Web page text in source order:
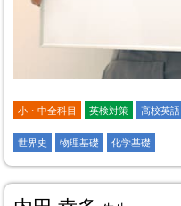
小・中全科目 英検対策 高校英語
世界史 物理基礎 化学基礎